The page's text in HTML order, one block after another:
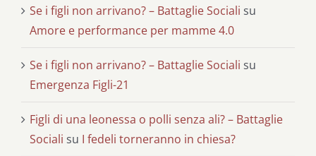
Se i figli non arrivano? – Battaglie Sociali su
Amore e performance per mamme 4.0
Se i figli non arrivano? – Battaglie Sociali su
Emergenza Figli-21
Figli di una leonessa o polli senza ali? – Battaglie
Sociali su I fedeli torneranno in chiesa?